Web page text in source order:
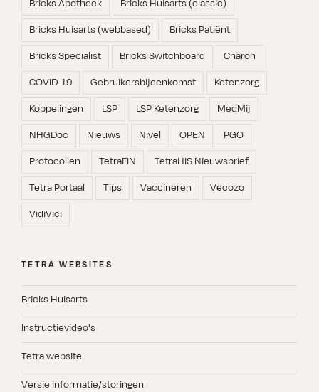
Bricks Apotheek
Bricks Huisarts (classic)
Bricks Huisarts (webbased)
Bricks Patiënt
Bricks Specialist
Bricks Switchboard
Charon
COVID-19
Gebruikersbijeenkomst
Ketenzorg
Koppelingen
LSP LSP Ketenzorg
MedMij
NHGDoc
Nieuws Nivel OPEN
PGO
Protocollen
TetraFIN
TetraHIS Nieuwsbrief
Tetra Portaal
Tips Vaccineren
Vecozo
VidiVici
TETRA WEBSITES
Bricks Huisarts
Instructievideo's
Tetra website
Versie informatie/storingen